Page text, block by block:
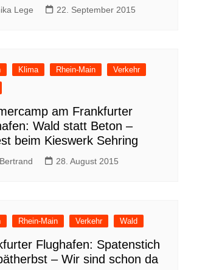
Lege 22. September 2015
Klima Rhein-Main
Verkehr
am Frankfurter
Wald statt Beton –
beim Kieswerk Sehring
28. August 2015
Rhein-Main Verkehr Wald
Flughafen: Spatenstich
– Wir sind schon da